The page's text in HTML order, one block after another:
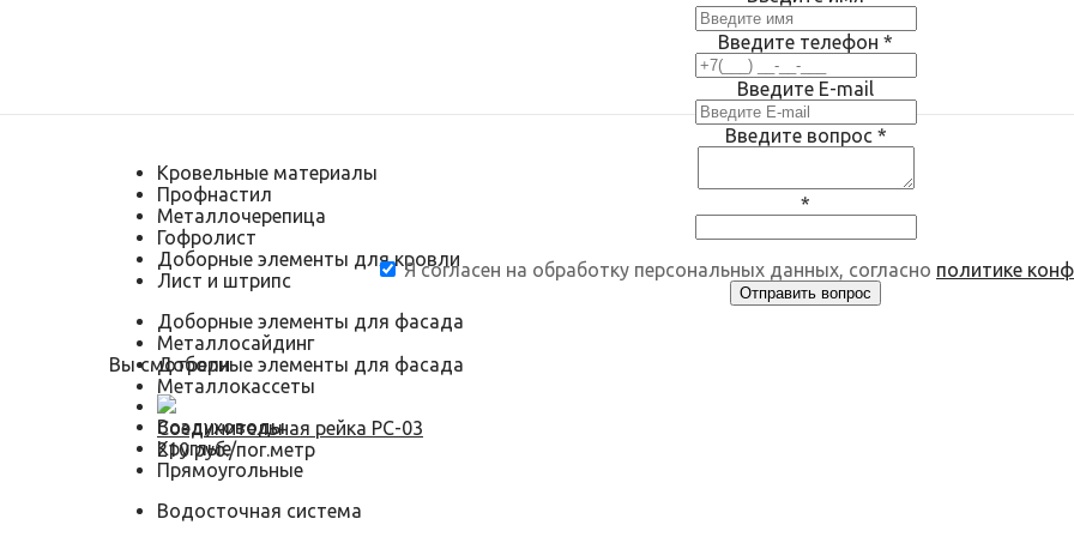
Введите телефон *
Введите E-mail
Введите вопрос *
*
Я согласен на обработку персональных данных, согласно политике
Вы смотрели
Соединительная рейка РС-03
210 руб./пог.метр
Кровельные материалы
Профнастил
Металлочерепица
Гофролист
Доборные элементы для кровли
Лист и штрипс
Доборные элементы для фасада
Металлосайдинг
Доборные элементы для фасада
Металлокассеты
Воздуховоды
Круглые
Прямоугольные
Водосточная система